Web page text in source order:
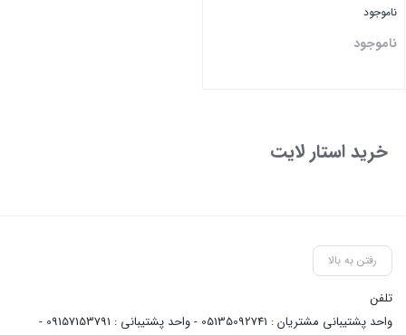
ناموجود
ناموجود
خرید استار لایت
رفتن به بالا
تلفن
واحد پشتیبانی مشتریان : 05135092741 - واحد پشتیبانی : 09157153791 -